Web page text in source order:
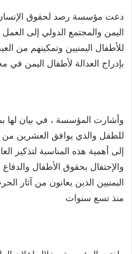
دعت مؤسسة رصد لحقوق
اليمن والمجتمع الدولي إلى
للأطفال اليمنيين وتمكينهم من
بإدراج العدالة لأطفال اليمن في
وأشارت المؤسسة ، في بيان لها
للطفل والذي يوافق العشرين
إلى أهمية هذه المناسبة لتذكير
والإحتفال بحقوق الأطفال
اليمنيين الذين يعانون من آثار
منذ تسع سنوات